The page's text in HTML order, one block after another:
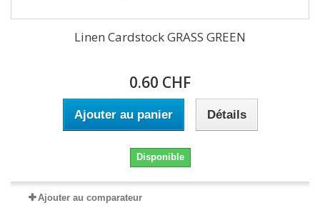
Linen Cardstock GRASS GREEN
0.60 CHF
Ajouter au panier Détails
Disponible
Ajouter au comparateur